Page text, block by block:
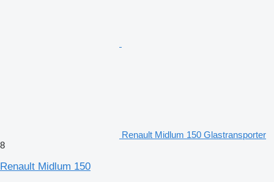
Renault Midlum 150 Glastransporter
8
Renault Midlum 150